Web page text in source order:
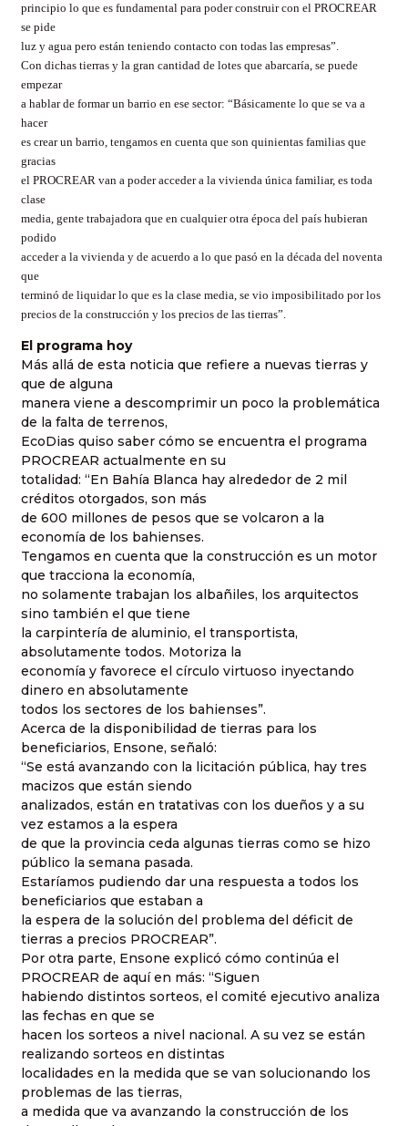
principio lo que es fundamental para poder construir con el PROCREAR
se pide
luz y agua pero están teniendo contacto con todas las empresas”.
Con dichas tierras y la gran cantidad de lotes que abarcaría, se puede
empezar
a hablar de formar un barrio en ese sector: “Básicamente lo que se va a
hacer
es crear un barrio, tengamos en cuenta que son quinientas familias que
gracias
el PROCREAR van a poder acceder a la vivienda única familiar, es toda
clase
media, gente trabajadora que en cualquier otra época del país hubieran
podido
acceder a la vivienda y de acuerdo a lo que pasó en la década del noventa
que
terminó de liquidar lo que es la clase media, se vio imposibilitado por los
precios de la construcción y los precios de las tierras”.
El programa hoy
Más allá de esta noticia que refiere a nuevas tierras y
que de alguna
manera viene a descomprimir un poco la problemática
de la falta de terrenos,
EcoDias quiso saber cómo se encuentra el programa
PROCREAR actualmente en su
totalidad: “En Bahía Blanca hay alrededor de 2 mil
créditos otorgados, son más
de 600 millones de pesos que se volcaron a la
economía de los bahienses.
Tengamos en cuenta que la construcción es un motor
que tracciona la economía,
no solamente trabajan los albañiles, los arquitectos
sino también el que tiene
la carpintería de aluminio, el transportista,
absolutamente todos. Motoriza la
economía y favorece el círculo virtuoso inyectando
dinero en absolutamente
todos los sectores de los bahienses”.
Acerca de la disponibilidad de tierras para los
beneficiarios, Ensone, señaló:
“Se está avanzando con la licitación pública, hay tres
macizos que están siendo
analizados, están en tratativas con los dueños y a su
vez estamos a la espera
de que la provincia ceda algunas tierras como se hizo
público la semana pasada.
Estaríamos pudiendo dar una respuesta a todos los
beneficiarios que estaban a
la espera de la solución del problema del déficit de
tierras a precios PROCREAR”.
Por otra parte, Ensone explicó cómo continúa el
PROCREAR de aquí en más: “Siguen
habiendo distintos sorteos, el comité ejecutivo analiza
las fechas en que se
hacen los sorteos a nivel nacional. A su vez se están
realizando sorteos en distintas
localidades en la medida que se van solucionando los
problemas de las tierras,
a medida que va avanzando la construcción de los